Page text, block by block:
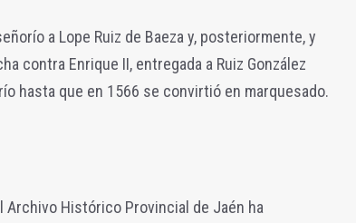
a Lope Ruiz de Baeza y, posteriormente, y
contra Enrique II, entregada a Ruiz González
hasta que en 1566 se convirtió en marquesado.
Histórico Provincial de Jaén ha